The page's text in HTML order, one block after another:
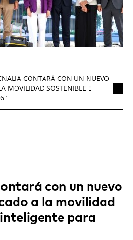
CONTARÁ CON UN NUEVO
MOVILIDAD SOSTENIBLE E
con un nuevo
a la movilidad
para